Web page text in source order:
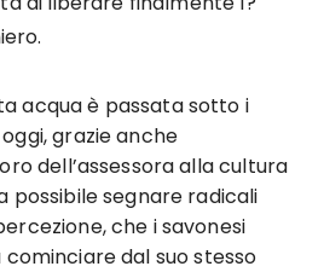
acqua è passata sotto i
grazie anche
dell’assessora alla cultura
possibile segnare radicali
che i savonesi
dal suo stesso